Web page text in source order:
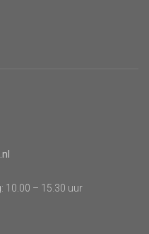
10.00 – 15.30 uur